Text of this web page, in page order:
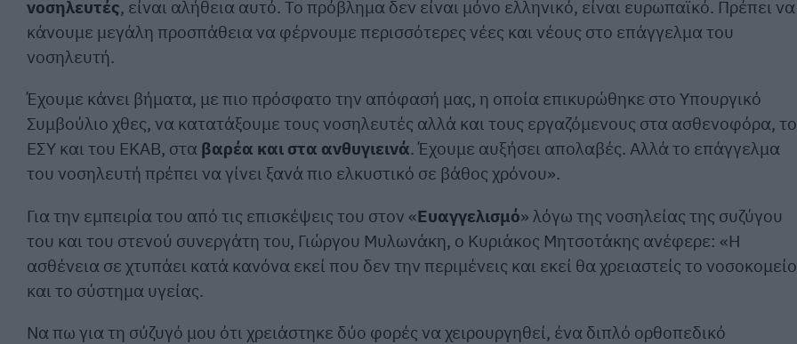
νοσηλευτές, είναι αλήθεια αυτό. Το πρόβλημα δεν είναι μόνο ελληνικό, είναι ευρωπαϊκό. Πρέπει να
κάνουμε μεγάλη προσπάθεια να φέρνουμε περισσότερες νέες και νέους στο επάγγελμα του
νοσηλευτή.
Έχουμε κάνει βήματα, με πιο πρόσφατο την απόφασή μας, η οποία επικυρώθηκε στο Υπουργικό
Συμβούλιο χθες, να κατατάξουμε τους νοσηλευτές αλλά και τους εργαζόμενους στα ασθενοφόρα,
ΕΣΥ και του ΕΚΑΒ, στα βαρέα και στα ανθυγιεινά. Έχουμε αυξήσει απολαβές. Αλλά το επάγγελμα
του νοσηλευτή πρέπει να γίνει ξανά πιο ελκυστικό σε βάθος χρόνου».
Για την εμπειρία του από τις επισκέψεις του στον «Ευαγγελισμό» λόγω της νοσηλείας της συζύγου
του και του στενού συνεργάτη του, Γιώργου Μυλωνάκη, ο Κυριάκος Μητσοτάκης ανέφερε: «Η
ασθένεια σε χτυπάει κατά κανόνα εκεί που δεν την περιμένεις και εκεί θα χρειαστείς το νοσοκομείο
και το σύστημα υγείας.
Να πω για τη σύζυγό μου ότι χρειάστηκε δύο φορές να χειρουργηθεί, ένα διπλό ορθοπεδικό